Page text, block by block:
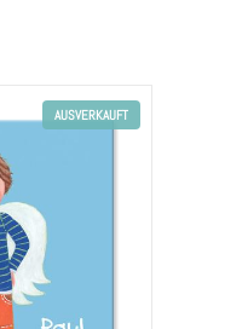
AUSVERKAUFT